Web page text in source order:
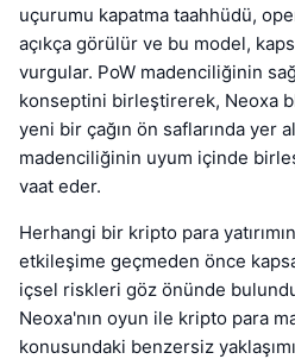
uçurumu kapatma taahhüdü,
açıkça görülür ve bu model,
vurgular. PoW madenciliğinin
konseptini birleştirerek, Neoxa
yeni bir çağın ön saflarında yer
madenciliğinin uyum içinde
vaat eder.
Herhangi bir kripto para
etkileşime geçmeden önce
içsel riskleri göz önünde
Neoxa'nın oyun ile kripto para
konusundaki benzersiz